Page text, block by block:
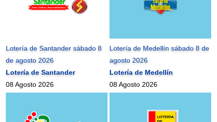
Lotería de Santander sábado 8
de agosto 2026
Lotería de Santander
08 Agosto 2026
Lotería de Medellín sábado 8 de
agosto 2026
Lotería de Medellín
08 Agosto 2026